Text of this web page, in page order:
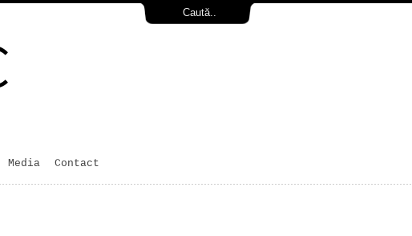
Media Contact